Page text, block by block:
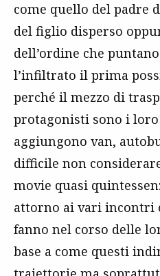
come quello del padre
del figlio disperso
dell’ordine che
l’infiltrato il prima
perché il mezzo di
protagonisti sono i
aggiungono van,
difficile non
movie quasi
attorno ai vari incontri
fanno nel corso delle
base a come questi